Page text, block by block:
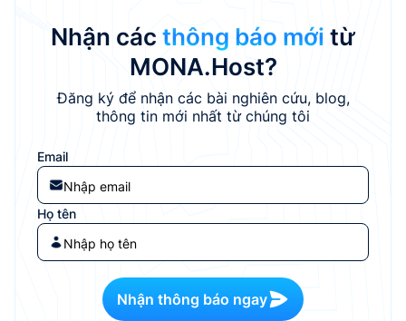
miền “.vn”, địa chỉ IP, ASN),
MONA Host...
tố không thể thiếu.
Trong...
Nhận các thông báo mới từ
MONA.Host?
Đăng ký để nhận các bài nghiên cứu, blog,
thông tin mới nhất từ chúng tôi
Email
Họ tên
Nhận thông báo ngay